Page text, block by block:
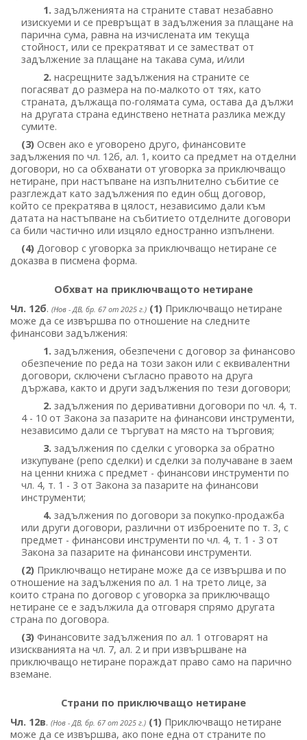
1. задълженията на страните стават незабавно
изискуеми и се превръщат в задължения за плащане на
парична сума, равна на изчислената им текуща
стойност, или се прекратяват и се заместват от
задължение за плащане на такава сума, и/или
2. насрещните задължения на страните се
погасяват до размера на по-малкото от тях, като
страната, дължаща по-голямата сума, остава да дължи
на другата страна единствено нетната разлика между
сумите.
(3) Освен ако е уговорено друго, финансовите
задължения по чл. 12б, ал. 1, които са предмет на отделни
договори, но са обхванати от уговорка за приключващо
нетиране, при настъпване на изпълнително събитие се
разглеждат като задължения по един общ договор,
който се прекратява в цялост, независимо дали към
датата на настъпване на събитието отделните договори
са били частично или изцяло едностранно изпълнени.
(4) Договор с уговорка за приключващо нетиране се
доказва в писмена форма.
Обхват на приключващото нетиране
Чл. 12б. (Нов - ДВ, бр. 67 от 2025 г.) (1) Приключващо нетиране
може да се извършва по отношение на следните
финансови задължения:
1. задължения, обезпечени с договор за финансово
обезпечение по реда на този закон или с еквивалентни
договори, сключени съгласно правото на друга
държава, както и други задължения по тези договори;
2. задължения по деривативни договори по чл. 4, т.
4 - 10 от Закона за пазарите на финансови инструменти,
независимо дали се търгуват на място на търговия;
3. задължения по сделки с уговорка за обратно
изкупуване (репо сделки) и сделки за получаване в заем
на ценни книжа с предмет - финансови инструменти по
чл. 4, т. 1 - 3 от Закона за пазарите на финансови
инструменти;
4. задължения по договори за покупко-продажба
или други договори, различни от изброените по т. 3, с
предмет - финансови инструменти по чл. 4, т. 1 - 3 от
Закона за пазарите на финансови инструменти.
(2) Приключващо нетиране може да се извършва и по
отношение на задължения по ал. 1 на трето лице, за
които страна по договор с уговорка за приключващо
нетиране се е задължила да отговаря спрямо другата
страна по договора.
(3) Финансовите задължения по ал. 1 отговарят на
изискванията на чл. 7, ал. 2 и при извършване на
приключващо нетиране пораждат право само на парично
вземане.
Страни по приключващо нетиране
Чл. 12в. (Нов - ДВ, бр. 67 от 2025 г.) (1) Приключващо нетиране
може да се извършва, ако поне една от страните по